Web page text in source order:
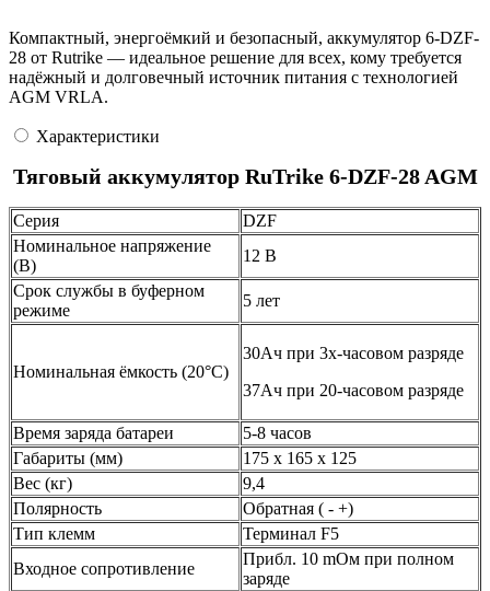
Компактный, энергоёмкий и безопасный, аккумулятор 6-DZF-
28 от Rutrike — идеальное решение для всех, кому требуется
надёжный и долговечный источник питания с технологией
AGM VRLA.
Характеристики
Тяговый аккумулятор RuTrike 6-DZF-28 AGM
Серия
DZF
Номинальное напряжение
(В)
12 В
Срок службы в буферном
режиме
5 лет
Номинальная ёмкость (20°С)
30Ач при 3х-часовом разряде
37Ач при 20-часовом разряде
Время заряда батареи
5-8 часов
Габариты (мм)
175 x 165 x 125
Вес (кг)
9,4
Полярность
Обратная ( - +)
Тип клемм
Терминал F5
Входное сопротивление
Прибл. 10 mОм при полном
заряде